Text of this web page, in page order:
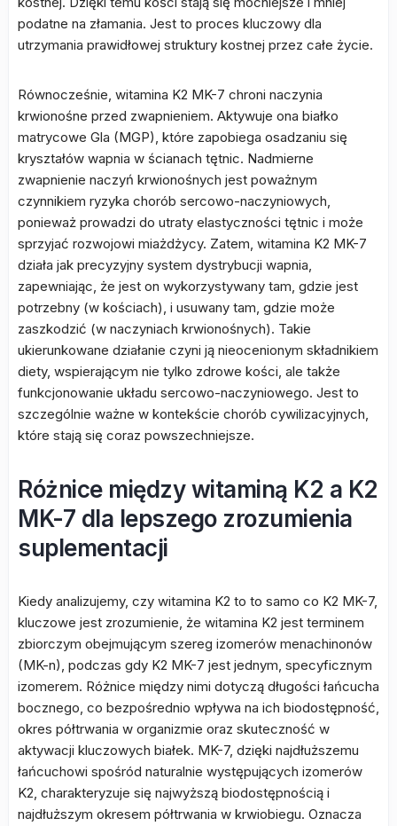
podatne na złamania. Jest to proces kluczowy dla
utrzymania prawidłowej struktury kostnej przez całe życie.
Równocześnie, witamina K2 MK-7 chroni naczynia
krwionośne przed zwapnieniem. Aktywuje ona białko
matrycowe Gla (MGP), które zapobiega osadzaniu się
kryształów wapnia w ścianach tętnic. Nadmierne
zwapnienie naczyń krwionośnych jest poważnym
czynnikiem ryzyka chorób sercowo-naczyniowych,
ponieważ prowadzi do utraty elastyczności tętnic i może
sprzyjać rozwojowi miażdżycy. Zatem, witamina K2 MK-7
działa jak precyzyjny system dystrybucji wapnia,
zapewniając, że jest on wykorzystywany tam, gdzie jest
potrzebny (w kościach), i usuwany tam, gdzie może
zaszkodzić (w naczyniach krwionośnych). Takie
ukierunkowane działanie czyni ją nieocenionym składnikiem
diety, wspierającym nie tylko zdrowe kości, ale także
funkcjonowanie układu sercowo-naczyniowego. Jest to
szczególnie ważne w kontekście chorób cywilizacyjnych,
które stają się coraz powszechniejsze.
Różnice między witaminą K2 a K2
MK-7 dla lepszego zrozumienia
suplementacji
Kiedy analizujemy, czy witamina K2 to to samo co K2 MK-7,
kluczowe jest zrozumienie, że witamina K2 jest terminem
zbiorczym obejmującym szereg izomerów menachinonów
(MK-n), podczas gdy K2 MK-7 jest jednym, specyficznym
izomerem. Różnice między nimi dotyczą długości łańcucha
bocznego, co bezpośrednio wpływa na ich biodostępność,
okres półtrwania w organizmie oraz skuteczność w
aktywacji kluczowych białek. MK-7, dzięki najdłuższemu
łańcuchowi spośród naturalnie występujących izomerów
K2, charakteryzuje się najwyższą biodostępnością i
najdłuższym okresem półtrwania w krwiobiegu. Oznacza